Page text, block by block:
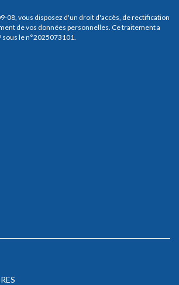
08, vous disposez d'un droit d'accès, de rectification
de vos données personnelles. Ce traitement a
sous le n°2025073101.